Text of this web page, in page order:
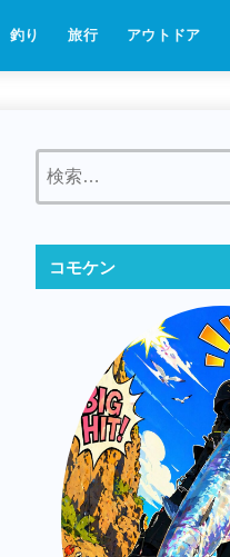
釣り 旅行 アウトドア
コモケン